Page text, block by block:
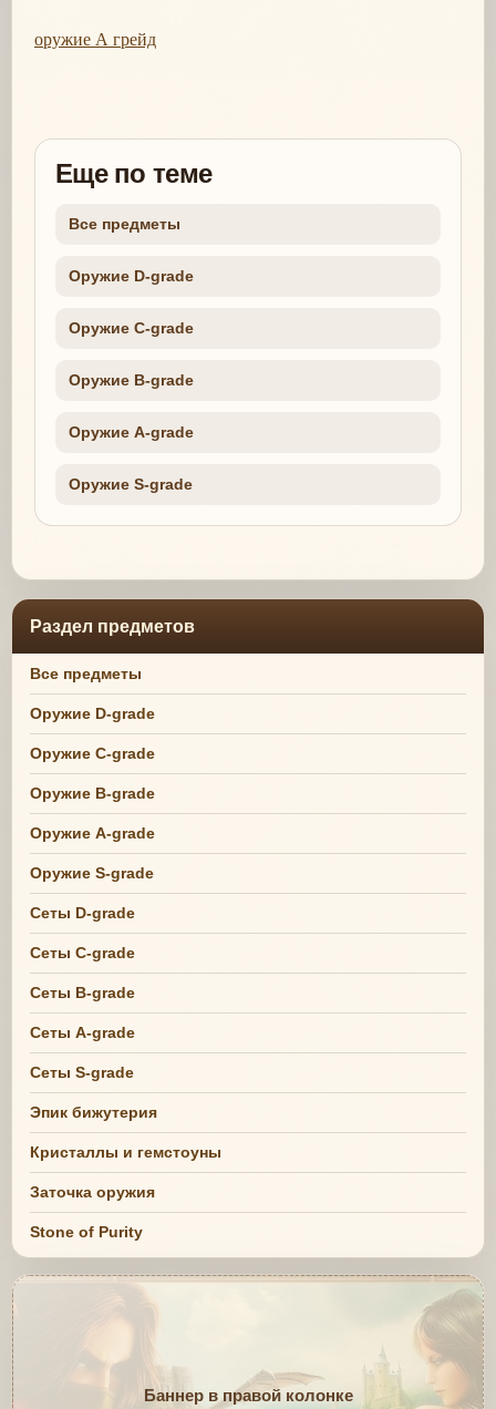
оружие А грейд
Еще по теме
Все предметы
Оружие D-grade
Оружие C-grade
Оружие B-grade
Оружие A-grade
Оружие S-grade
Раздел предметов
Все предметы
Оружие D-grade
Оружие C-grade
Оружие B-grade
Оружие A-grade
Оружие S-grade
Сеты D-grade
Сеты C-grade
Сеты B-grade
Сеты A-grade
Сеты S-grade
Эпик бижутерия
Кристаллы и гемстоуны
Заточка оружия
Stone of Purity
Баннер в правой колонке